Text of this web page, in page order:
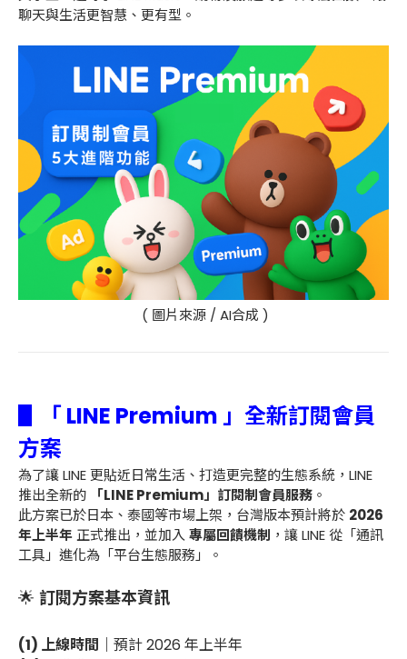
聊天與生活更智慧、更有型。
( 圖片來源 / AI合成 )
▋「 LINE Premium 」全新訂閱會員
方案
為了讓 LINE 更貼近日常生活、打造更完整的生態系統，LINE
推出全新的
「LINE Premium」訂閱制會員服務 。
此方案已於日本、泰國等市場上架，台灣版本預計將於 2026
年上半年正式推出，並加入專屬回饋機制 ，讓 LINE 從「通訊
工具」進化為「平台生態服務」。
🌟 訂閱方案基本資訊
(1) 上線時間｜ 預計 2026 年上半年